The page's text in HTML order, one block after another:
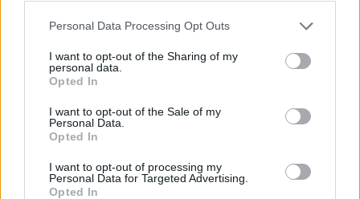
Please note that this website/app uses one or more Google
not limited to your visit or usage behaviour. You may click to
grant or deny consent to Google and its third-party tags to
use your data for below specified purposes in below Google
consent section.
Personal Data Processing Opt Outs
I want to opt-out of the Sharing of my
personal data.
Opted In
I want to opt-out of the Sale of my
Personal Data.
Opted In
I want to opt-out of processing my
Personal Data for Targeted Advertising.
Opted In
Facebookon is!